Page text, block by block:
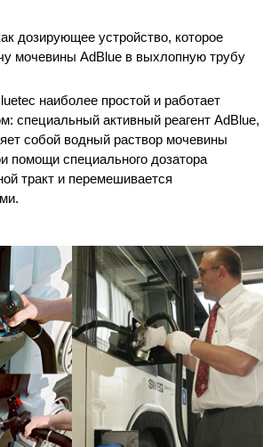
дозирующее устройство, которое
мочевины AdBlue в выхлопную трубу
наиболее простой и работает
специальный активный реагент AdВlue,
собой водный раствор мочевины
помощи специального дозатора
тракт и перемешивается